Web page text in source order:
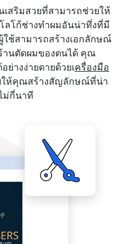
เสริมสวยที่สามารถช่วยให้
ลโก้ช่างทำผมอันน่าทึ่งที่มี
ช้สามารถสร้างเอกลักษณ์
านตัดผมของตนได้ คุณ
างง่ายดายด้วยเครื่องมือ
ยให้คุณสร้างสัญลักษณ์ที่น่า
ม่กี่นาที